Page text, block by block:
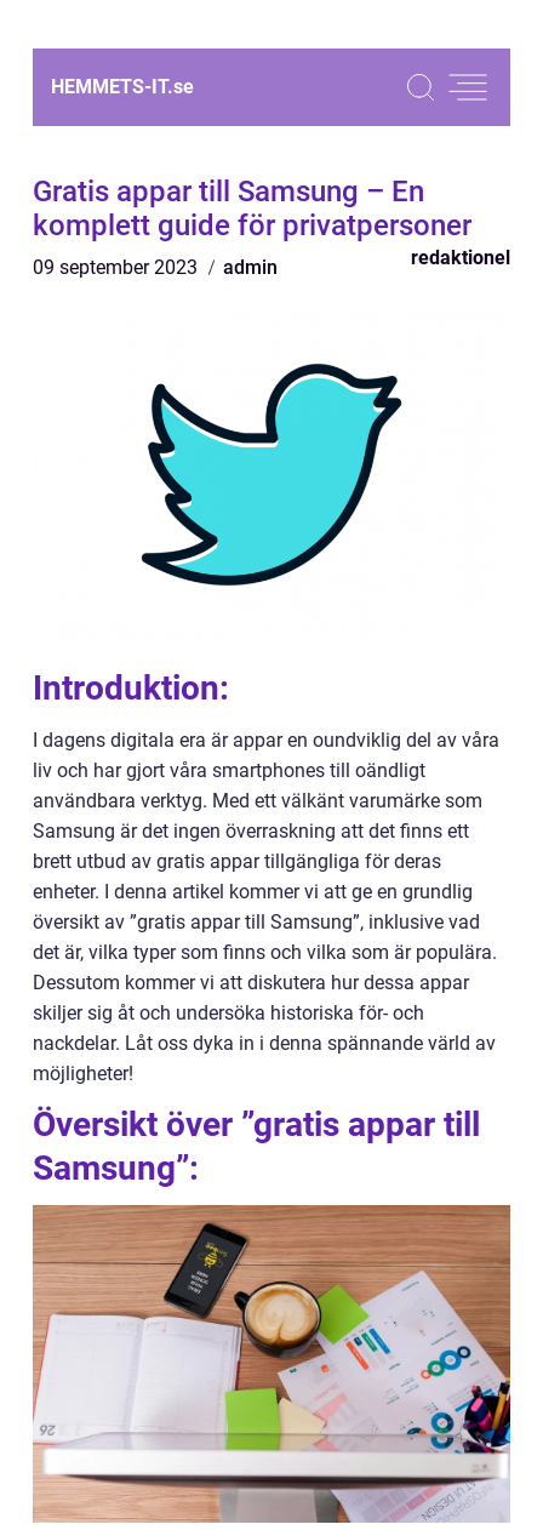
HEMMETS-IT.se
Gratis appar till Samsung – En
komplett guide för privatpersoner
09 september 2023 admin redaktionel
Introduktion:
I dagens digitala era är appar en oundviklig del av våra
liv och har gjort våra smartphones till oändligt
användbara verktyg. Med ett välkänt varumärke som
Samsung är det ingen överraskning att det finns ett
brett utbud av gratis appar tillgängliga för deras
enheter. I denna artikel kommer vi att ge en grundlig
översikt av ”gratis appar till Samsung”, inklusive vad
det är, vilka typer som finns och vilka som är populära.
Dessutom kommer vi att diskutera hur dessa appar
skiljer sig åt och undersöka historiska för- och
nackdelar. Låt oss dyka in i denna spännande värld av
möjligheter!
Översikt över ”gratis appar till
Samsung”: